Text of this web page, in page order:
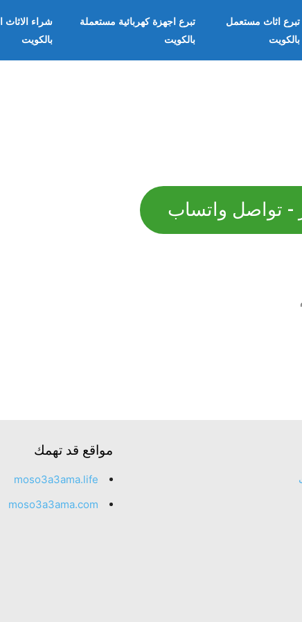
تبرع اثاث مستعمل
بالكويت
تبرع اجهزة كهربائية مستعملة
بالكويت
شراء الاثاث
بالكويت
- تواصل واتساب
مواقع قد تهمك
moso3a3ama.life
moso3a3ama.com